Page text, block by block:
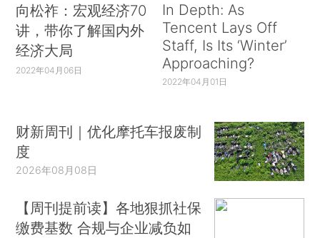
向松祚：宏观经济70
讲，带你了解国内外
经济大局
2022年04月06日
In Depth: As
Tencent Lays Off
Staff, Is Its ‘Winter’
Approaching?
2022年04月01日
财新周刊｜优化摩托车报废制
度
2026年08月08日
【周刊提前读】各地狠抓社保
缴费基数 合规与企业减负如